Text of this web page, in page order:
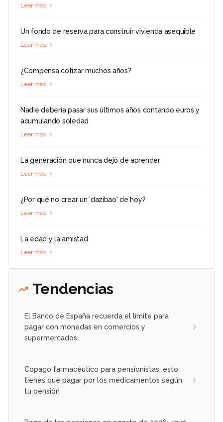
Leer más
Un fondo de reserva para construir vivienda asequible
Leer más
¿Compensa cotizar muchos años?
Leer más
Nadie debería pasar sus últimos años contando euros y
acumulando soledad
Leer más
La generación que nunca dejó de aprender
Leer más
¿Por qué no crear un 'dazibao' de hoy?
Leer más
La edad y la amistad
Leer más
Tendencias
El Banco de España recuerda el límite para
pagar con monedas en comercios y
supermercados
Copago farmacéutico para pensionistas: esto
tienes que pagar por los medicamentos según
tu pensión